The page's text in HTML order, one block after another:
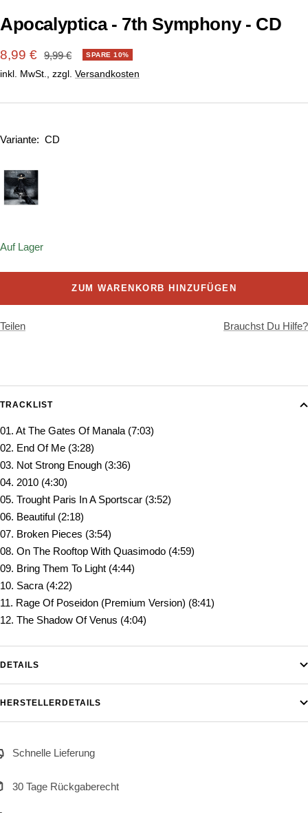
Apocalyptica - 7th Symphony - CD
Angebotspreis
8,99 € Regulärer
Preis
9,99 € SPARE 10%
inkl. MwSt., zzgl. Versandkosten
Variante: CD
Auf Lager
ZUM WARENKORB HINZUFÜGEN
Teilen Brauchst Du Hilfe?
TRACKLIST
01. At The Gates Of Manala (7:03)
02. End Of Me (3:28)
03. Not Strong Enough (3:36)
04. 2010 (4:30)
05. Trought Paris In A Sportscar (3:52)
06. Beautiful (2:18)
07. Broken Pieces (3:54)
08. On The Rooftop With Quasimodo (4:59)
09. Bring Them To Light (4:44)
10. Sacra (4:22)
11. Rage Of Poseidon (Premium Version) (8:41)
12. The Shadow Of Venus (4:04)
DETAILS
HERSTELLERDETAILS
Schnelle Lieferung
30 Tage Rückgaberecht